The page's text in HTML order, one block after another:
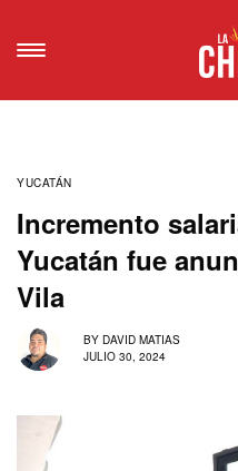
YUCATÁN
Incremento
Yucatán fue
Vila
BY DAVID MATIAS
JULIO 30, 2024